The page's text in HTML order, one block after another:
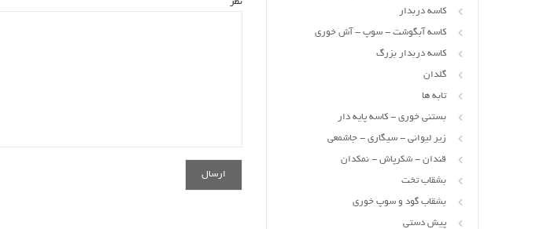
کاسه دربدار
کاسه آبگوشت - سوپ - آش خوری
کاسه دربدار بزرگ
گلدان
تابه ها
بستنی خوری - کاسه پایه دار
زیر لیوانی - سیگاری - جاشمعی
قندان - شکرپاش - نمکدان
بشقاب تخت
بشقاب گود و سوپ خوری
پیش دستی